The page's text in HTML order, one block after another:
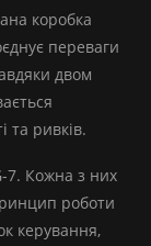
коробка
переваги
двом
та ривків.
7. Кожна з них
роботи
керування,